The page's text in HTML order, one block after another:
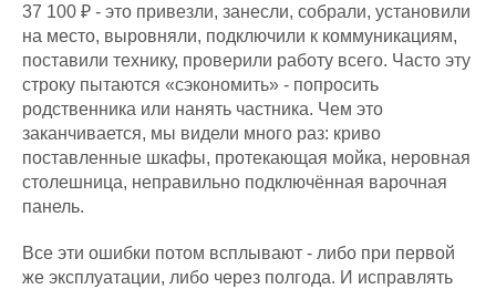
37 100 ₽ - это привезли, занесли, собрали, установили
на место, выровняли, подключили к коммуникациям,
поставили технику, проверили работу всего. Часто эту
строку пытаются «сэкономить» - попросить
родственника или нанять частника. Чем это
заканчивается, мы видели много раз: криво
поставленные шкафы, протекающая мойка, неровная
столешница, неправильно подключённая варочная
панель.
Все эти ошибки потом всплывают - либо при первой
же эксплуатации, либо через полгода. И исправлять